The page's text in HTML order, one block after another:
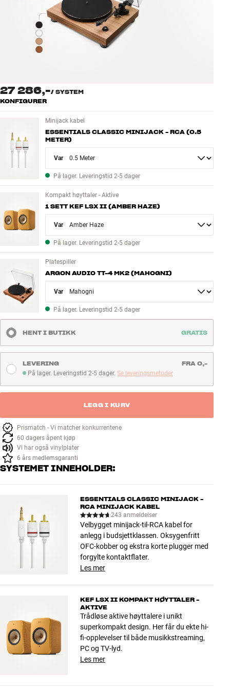
Tilbehør
INSPIRASJON
NYHETER
TILBUD
Finn Butikk
Kundeservice
27 286,-/ SYSTEM
KONFIGURER
Minijack kabel
ESSENTIALS CLASSIC MINIJACK - RCA (0.5
METER)
Variant
På lager. Leveringstid 2-5 dager
Kompakt høyttaler - Aktive
1 SETT KEF LSX II (AMBER HAZE)
Variant
På lager. Leveringstid 2-5 dager
Platespiller
ARGON AUDIO TT-4 MK2 (MAHOGNI)
Variant
På lager. Leveringstid 2-5 dager
HENT I BUTIKK GRATIS
På lager. Leveringstid 2-5 dager
På lager. Leveringstid 2-5 dager. Se leveringsmetoder
LEVERING FRA 0,-
LEGG I KURV
Prismatch - Vi matcher konkurrentene
60 dagers åpent kjøp
Vi har også vinylplater
6 års medlemsgaranti
SYSTEMET INNEHOLDER:
ESSENTIALS CLASSIC MINIJACK -
RCA MINIJACK KABEL
243 anmeldelser
Velbygget minijack-til-RCA kabel for
anlegg i budsjettklassen. Oksygenfritt
OFC-kobber og ekstra korte plugger med
forgylte kontaktflater.
Les mer
KEF LSX II KOMPAKT HØYTTALER -
AKTIVE
Trådløse aktive høyttalere i unikt
superkompakt design. Her får du ekte hi-
fi-opplevelser til både musikkstreaming,
PC og TV-lyd.
Les mer